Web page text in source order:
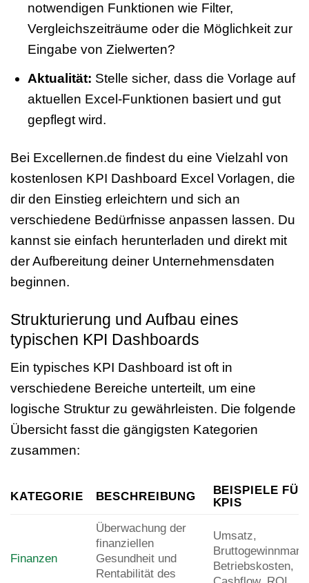
notwendigen Funktionen wie Filter,
Vergleichszeiträume oder die Möglichkeit zur
Eingabe von Zielwerten?
Aktualität: Stelle sicher, dass die Vorlage auf
aktuellen Excel-Funktionen basiert und gut
gepflegt wird.
Bei Excellernen.de findest du eine Vielzahl von
kostenlosen KPI Dashboard Excel Vorlagen, die
dir den Einstieg erleichtern und sich an
verschiedene Bedürfnisse anpassen lassen. Du
kannst sie einfach herunterladen und direkt mit
der Aufbereitung deiner Unternehmensdaten
beginnen.
Strukturierung und Aufbau eines
typischen KPI Dashboards
Ein typisches KPI Dashboard ist oft in
verschiedene Bereiche unterteilt, um eine
logische Struktur zu gewährleisten. Die folgende
Übersicht fasst die gängigsten Kategorien
zusammen:
KATEGORIE BESCHREIBUNG
BEISPIELE FÜR
KPIS
Finanzen
Überwachung der
finanziellen
Gesundheit und
Rentabilität des
Umsatz,
Betriebskosten,